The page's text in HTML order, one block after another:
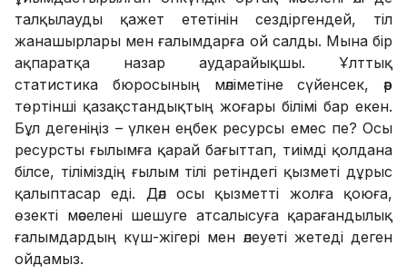
талқылауды қажет ететінін сездіргендей, тіл
жанашырлары мен ғалымдарға ой салды. Мына бір
ақпаратқа назар аударайықшы. Ұлттық
статистика бюросының мәліметіне сүйенсек, әр
төртінші қазақстандықтың жоғары білімі бар екен.
Бұл дегеніңіз – үлкен еңбек ресурсы емес пе? Осы
ресурсты ғылымға қарай бағыттап, тиімді қолдана
білсе, тіліміздің ғылым тілі ретіндегі қызметі дұрыс
қалыптасар еді. Дәл осы қызметті жолға қоюға,
өзекті мәселені шешуге атсалысуға қарағандылық
ғалымдардың күш-жігері мен әлеуеті жетеді деген
ойдамыз.